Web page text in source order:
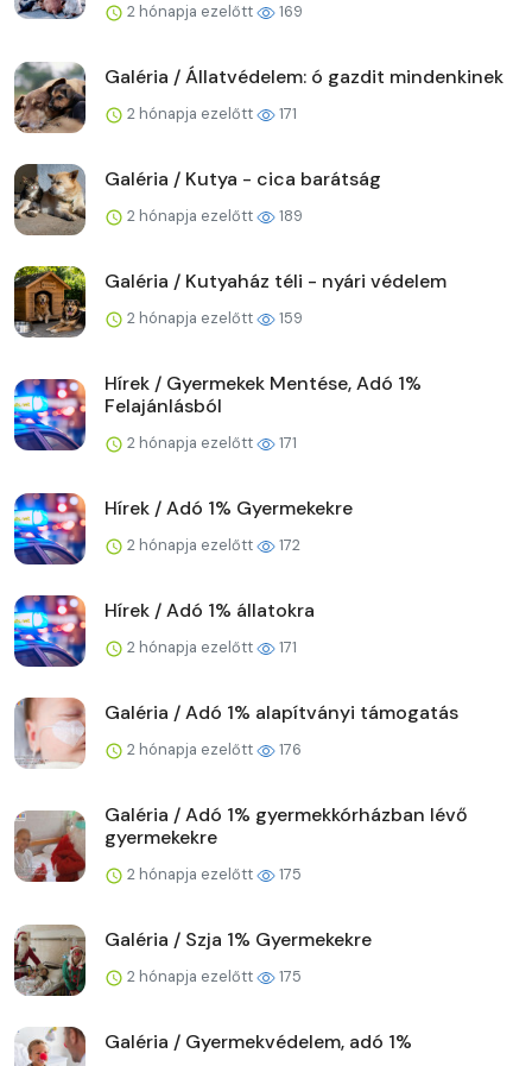
2 hónapja ezelőtt 169
Galéria / Állatvédelem: ó gazdit mindenkinek
2 hónapja ezelőtt 171
Galéria / Kutya - cica barátság
2 hónapja ezelőtt 189
Galéria / Kutyaház téli - nyári védelem
2 hónapja ezelőtt 159
Hírek / Gyermekek Mentése, Adó 1%
Felajánlásból
2 hónapja ezelőtt 171
Hírek / Adó 1% Gyermekekre
2 hónapja ezelőtt 172
Hírek / Adó 1% állatokra
2 hónapja ezelőtt 171
Galéria / Adó 1% alapítványi támogatás
2 hónapja ezelőtt 176
Galéria / Adó 1% gyermekkórházban lévő
gyermekekre
2 hónapja ezelőtt 175
Galéria / Szja 1% Gyermekekre
2 hónapja ezelőtt 175
Galéria / Gyermekvédelem, adó 1%